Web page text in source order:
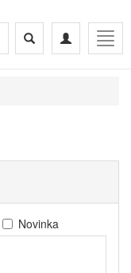
Toggle
navigation
Toggle
search
Novinka